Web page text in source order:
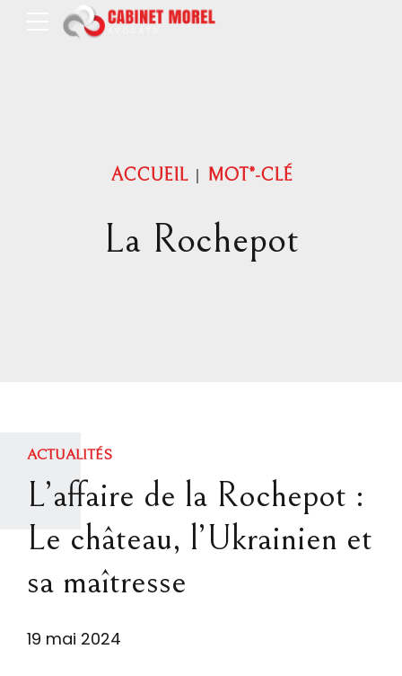
ACCUEIL MOT*-CLÉ
La Rochepot
ACTUALITÉS
L’affaire de la Rochepot :
Le château, l’Ukrainien et
sa maîtresse
19 mai 2024